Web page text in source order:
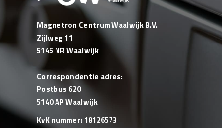
Magnetron Centrum Waalwijk B.V.
Zijlweg 11
5145 NR Waalwijk
Correspondentie adres:
Postbus 620
5140 AP Waalwijk
KvK nummer: 18126573